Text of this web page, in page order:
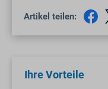
Artikel teilen:
Ihre Vorteile